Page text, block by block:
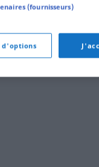
(fournisseurs)
d'options